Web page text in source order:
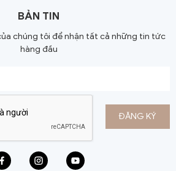
BẢN TIN
chúng tôi để nhận tất cả những tin tức
hàng đầu